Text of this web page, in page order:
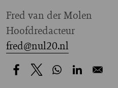
Fred van der Molen
Hoofdredacteur
fred@nul20.nl